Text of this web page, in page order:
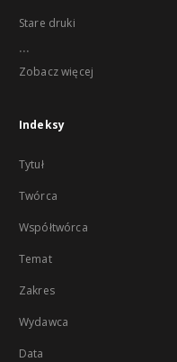
Stare druki
...
Zobacz więcej
Indeksy
Tytuł
Twórca
Współtwórca
Temat
Zakres
Wydawca
Data